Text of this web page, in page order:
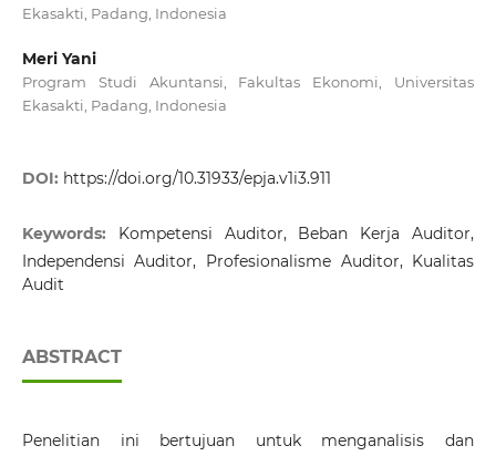
Ekasakti, Padang, Indonesia
Meri Yani
Program Studi Akuntansi, Fakultas Ekonomi, Universitas
Ekasakti, Padang, Indonesia
DOI: https://doi.org/10.31933/epja.v1i3.911
Keywords: Kompetensi Auditor, Beban Kerja Auditor,
Independensi Auditor, Profesionalisme Auditor, Kualitas
Audit
ABSTRACT
Penelitian ini bertujuan untuk menganalisis dan